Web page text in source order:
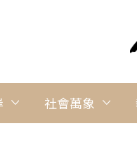
社會萬象